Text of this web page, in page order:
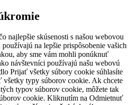
najlepšie skúsenosti s našou webovou
na lepšie prispôsobenie vašich
aby sme vám mohli ponúknuť
návštevníci používajú našu webovú
Prijať všetky súbory cookie súhlasíte
všetky typy súborov cookie. Ak chcete
typov súborov cookie, môžete tak
cookie. Kliknutím na Odmietnuť